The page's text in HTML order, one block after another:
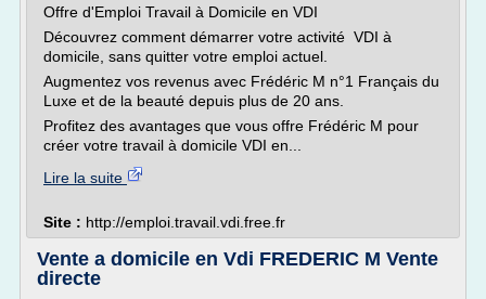
Offre d'Emploi Travail à Domicile en VDI
Découvrez comment démarrer votre activité VDI à
domicile, sans quitter votre emploi actuel.
Augmentez vos revenus avec Frédéric M n°1 Français du
Luxe et de la beauté depuis plus de 20 ans.
Profitez des avantages que vous offre Frédéric M pour
créer votre travail à domicile VDI en...
Lire la suite
Site : http://emploi.travail.vdi.free.fr
Vente a domicile en Vdi FREDERIC M Vente
directe